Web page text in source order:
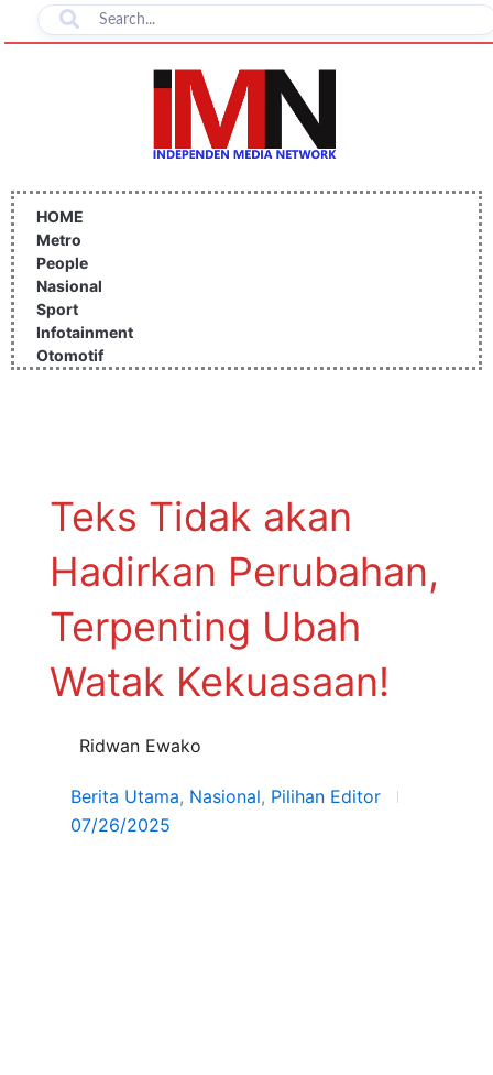
Lewati
ke
HOME
Metro
People
Nasional
Sport
Infotainment
Otomotif
Teks Tidak akan
Hadirkan Perubahan,
Terpenting Ubah
Watak Kekuasaan!
Ridwan Ewako
Berita Utama, Nasional, Pilihan Editor
07/26/2025